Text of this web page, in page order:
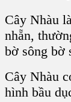
Cây Nhàu
nhẵn,
bờ sông bờ
Cây Nhàu
hình bầu